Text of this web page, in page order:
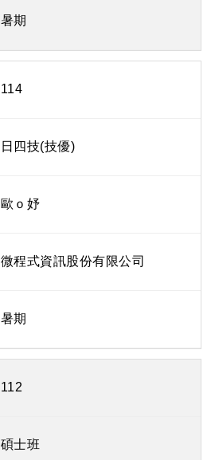
暑期
114
日四技(技優)
歐ｏ妤
微程式資訊股份有限公司
暑期
112
碩士班